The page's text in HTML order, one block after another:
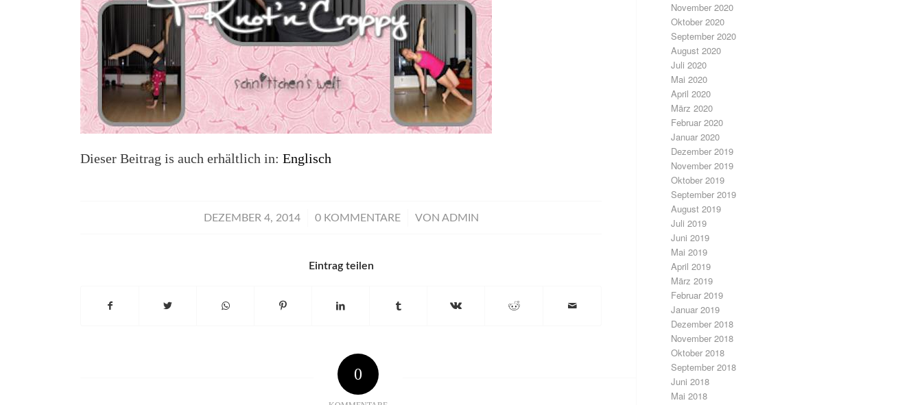
Dieser Beitrag is auch erhältlich in:Englisch
DEZEMBER 4, 2014
/ 0 KOMMENTARE
/ VON ADMIN
Eintrag teilen
0
November 2020
Oktober 2020
September 2020
August 2020
Juli 2020
Mai 2020
April 2020
März 2020
Februar 2020
Januar 2020
Dezember 2019
November 2019
Oktober 2019
September 2019
August 2019
Juli 2019
Juni 2019
Mai 2019
April 2019
März 2019
Februar 2019
Januar 2019
Dezember 2018
November 2018
Oktober 2018
September 2018
Juni 2018
Mai 2018